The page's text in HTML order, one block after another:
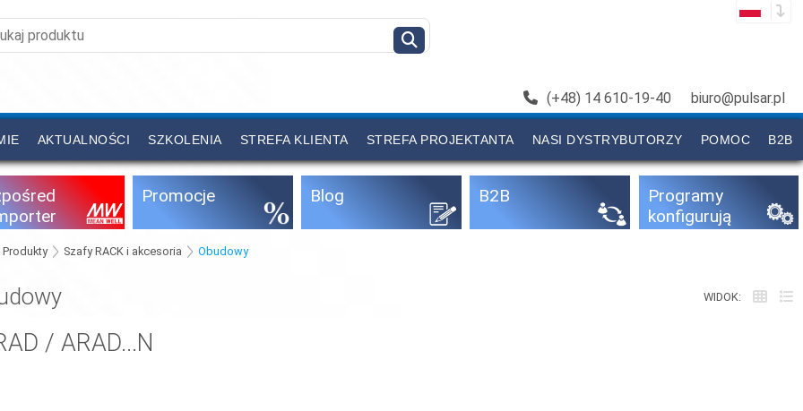
(+48) 14 610-19-40 biuro@pulsar.pl
AKTUALNOŚCI SZKOLENIA STREFA KLIENTA STREFA PROJEKTANTA NASI DYSTRYBUTORZY POMOC B2B
Promocje Blog B2B
Programy
konfigurują
Produkty Szafy RACK i akcesoria Obudowy
WIDOK:
/ ARAD...N